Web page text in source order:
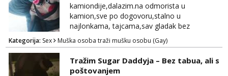
kamiondije,dalazim.na odmorista u
kamion,sve po dogovoru,stalno u
najlonkama, tajcama,sav gladak bez
dlaka,spermu obozavam,sve po dog
Kategorija: Sex Muška osoba traži mušku osobu (Gay)
Tražim Sugar Daddyja – Bez tabua, ali s
poštovanjem